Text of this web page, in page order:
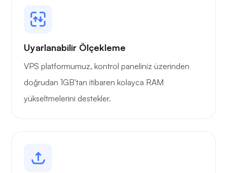
Uyarlanabilir Ölçekleme
VPS platformumuz, kontrol paneliniz üzerinden
doğrudan 1GB'tan itibaren kolayca RAM
yükseltmelerini destekler.